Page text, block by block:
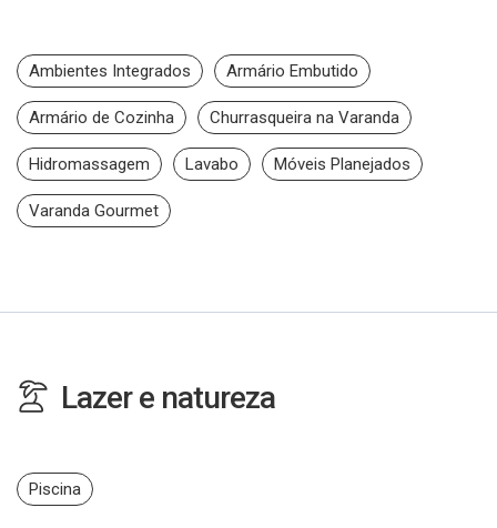
Ambientes Integrados Armário Embutido
Armário de Cozinha Churrasqueira na Varanda
Hidromassagem Lavabo Móveis Planejados
Varanda Gourmet
Lazer e natureza
Piscina